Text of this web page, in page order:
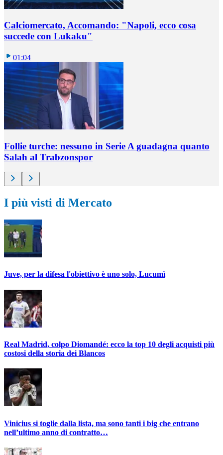
Calciomercato, Accomando: "Napoli, ecco cosa
succede con Lukaku"
01:04
Follie turche: nessuno in Serie A guadagna quanto
Salah al Trabzonspor
I più visti di Mercato
Juve, per la difesa l'obiettivo è uno solo, Lucumì
Real Madrid, colpo Diomandé: ecco la top 10 degli acquisti più
costosi della storia dei Blancos
Vinicius si toglie dalla lista, ma sono tanti i big che entrano
nell’ultimo anno di contratto…